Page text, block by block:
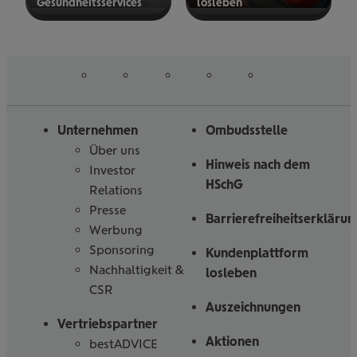
Gesund­heits­ser­vices los­le­ben
Unternehmen
Über uns
Investor
Relations
Presse
Werbung
Sponsoring
Nachhaltigkeit &
CSR
Vertriebspartner
bestADVICE
Ombudsstelle
Hinweis nach dem
HSchG
Kundenplattform
losleben
Auszeichnungen
Aktionen
uns